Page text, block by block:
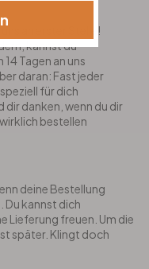
an erster Stelle!
kannst du
Tagen an uns
daran: Fast jeder
für dich
dir danken, wenn du dir
bestellen
deine Bestellung
Du kannst dich
Lieferung freuen. Um die
später. Klingt doch